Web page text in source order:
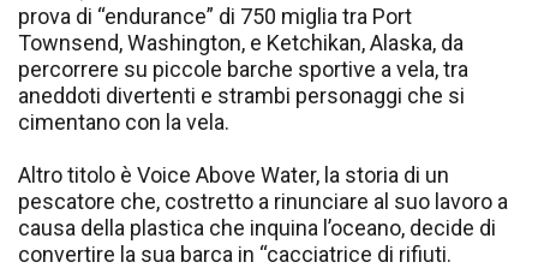
prova di “endurance” di 750 miglia tra Port
Townsend, Washington, e Ketchikan, Alaska, da
percorrere su piccole barche sportive a vela, tra
aneddoti divertenti e strambi personaggi che si
cimentano con la vela.
Altro titolo è Voice Above Water, la storia di un
pescatore che, costretto a rinunciare al suo lavoro a
causa della plastica che inquina l’oceano, decide di
convertire la sua barca in “cacciatrice di rifiuti.